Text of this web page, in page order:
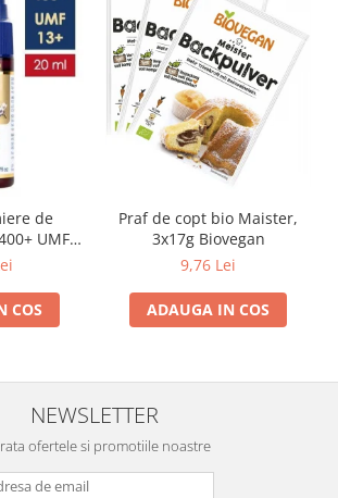
de
UMF
(20ml)
COS
Praf de copt bio Maister,
3x17g Biovegan
9,76 Lei
ADAUGA IN COS
NEWSLETTER
ofertele si promotiile noastre